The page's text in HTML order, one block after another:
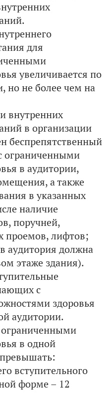
для
увеличивается по
но не более чем на
внутренних
в организации
беспрепятственный
ограниченными
в аудитории,
а также
в указанных
наличие
поручней,
проемов, лифтов;
аудитория должна
этаже здания).
с
здоровья
аудитории.
в одной
вступительного
форме – 12